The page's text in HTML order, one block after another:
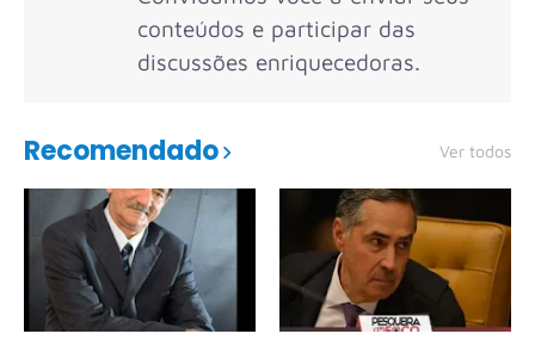
conteúdos e participar das
discussões enriquecedoras.
Recomendado Ver todos